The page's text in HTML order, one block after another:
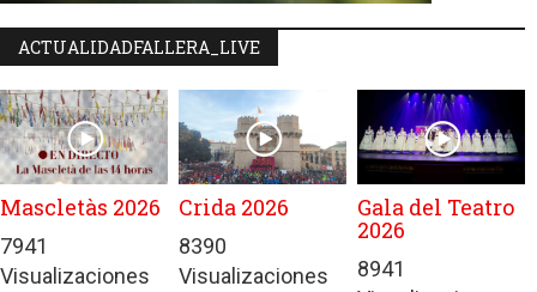
ACTUALIDADFALLERA_LIVE
Mascletàs 2026
7941
Visualizaciones
Crida 2026
8390
Visualizaciones
Gala del Teatro
2026
8941